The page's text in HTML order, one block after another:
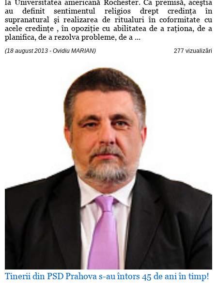
la Universitatea americană Rochester. Ca premisă, aceştia
au definit sentimentul religios drept credinţa în
supranatural şi realizarea de ritualuri în coformitate cu
acele credinţe , în opoziţie cu abilitatea de a raţiona, de a
planifica, de a rezolva probleme, de a ...
(18 august 2013 - Ovidiu MARIAN) 277 vizualizări
Tinerii din PSD Prahova s-au întors 45 de ani în timp!